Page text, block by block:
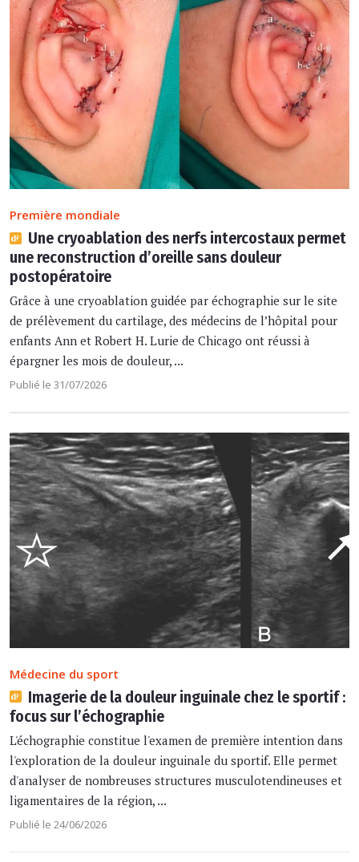
Première mondiale
Une cryoablation des nerfs intercostaux permet
une reconstruction d’oreille sans douleur
postopératoire
Grâce à une cryoablation guidée par échographie sur le site
de prélèvement du cartilage, des médecins de l’hôpital pour
enfants Ann et Robert H. Lurie de Chicago ont réussi à
épargner les mois de douleur, ...
Publié le 31/07/2026
Médecine du sport
Imagerie de la douleur inguinale chez le sportif :
focus sur l’échographie
L'échographie constitue l'examen de première intention dans
l'exploration de la douleur inguinale du sportif. Elle permet
d'analyser de nombreuses structures musculotendineuses et
ligamentaires de la région, ...
Publié le 24/06/2026